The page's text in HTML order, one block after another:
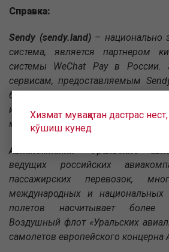
Справка:
Sendy (sendy.land)– национально
система, является партнером
системы WeChat Pay в
сервисам, предоставляемым
более 200 торгово-сервисных
из которых – сетевые
магазинов.
Авиакомпания «Уральские
ведущих российских
пассажирских перевозок,
международных и национальных
полетов насчитывает более
Воздушный флот «Уральских
самолетов европейского концерна
Хизмат муваққатан дастрас
кӯшиш кунед